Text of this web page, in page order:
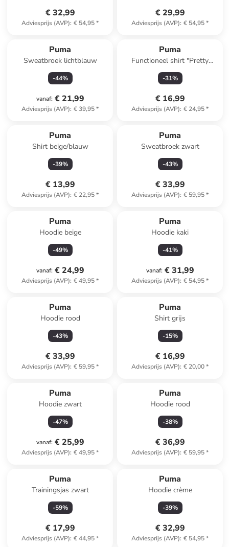
€ 32,99
Adviesprijs (AVP): € 54,95*
€ 29,99
Adviesprijs (AVP): € 54,95*
Puma
Sweatbroek lichtblauw
-44%
vanaf: € 21,99
Adviesprijs (AVP): € 39,95*
Puma
Functioneel shirt "Pretty
Tough" zwart
-31%
€ 16,99
Adviesprijs (AVP): € 24,95*
Puma
Shirt beige/blauw
-39%
€ 13,99
Adviesprijs (AVP): € 22,95*
Puma
Sweatbroek zwart
-43%
€ 33,99
Adviesprijs (AVP): € 59,95*
Puma
Hoodie beige
-49%
vanaf: € 24,99
Adviesprijs (AVP): € 49,95*
Puma
Hoodie kaki
-41%
vanaf: € 31,99
Adviesprijs (AVP): € 54,95*
Puma
Hoodie rood
-43%
€ 33,99
Adviesprijs (AVP): € 59,95*
Puma
Shirt grijs
-15%
€ 16,99
Adviesprijs (AVP): € 20,00*
Puma
Hoodie zwart
-47%
vanaf: € 25,99
Adviesprijs (AVP): € 49,95*
Puma
Hoodie rood
-38%
€ 36,99
Adviesprijs (AVP): € 59,95*
Puma
Trainingsjas zwart
-59%
€ 17,99
Adviesprijs (AVP): € 44,95*
Puma
Hoodie crème
-39%
€ 32,99
Adviesprijs (AVP): € 54,95*